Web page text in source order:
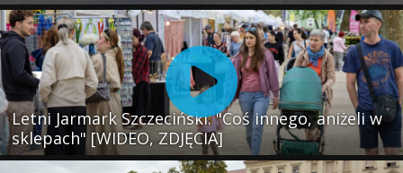
Letni Jarmark Szczeciński. "Coś innego, aniżeli w
sklepach" [WIDEO, ZDJĘCIA]